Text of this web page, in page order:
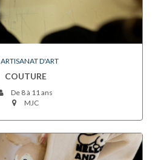
ARTISANAT D'ART
COUTURE
De 8 à 11 ans
MJC